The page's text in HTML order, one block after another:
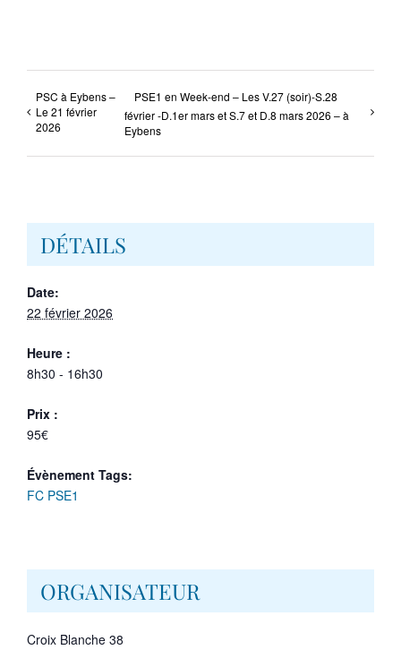
PSC à Eybens –
Le 21 février
2026
PSE1 en Week-end – Les V.27 (soir)-S.28
février -D.1er mars et S.7 et D.8 mars 2026 – à
Eybens
DÉTAILS
Date:
22 février 2026
Heure :
8h30 - 16h30
Prix :
95€
Évènement Tags:
FC PSE1
ORGANISATEUR
Croix Blanche 38